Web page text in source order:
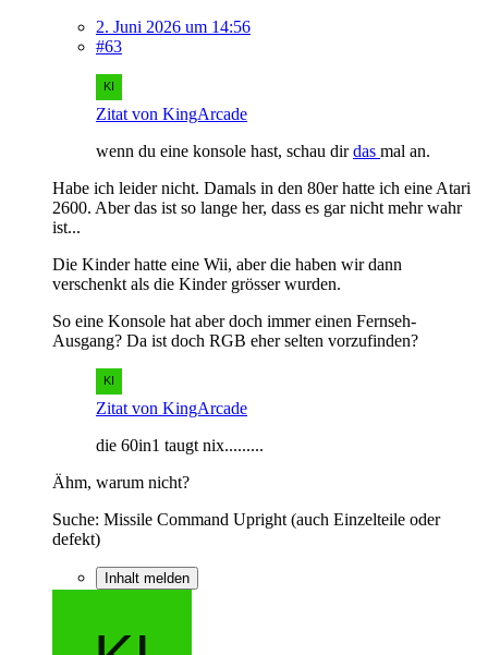
2. Juni 2026 um 14:56
#63
Zitat von KingArcade
wenn du eine konsole hast, schau dirdas mal an.
Habe ich leider nicht. Damals in den 80er hatte ich eine Atari
2600. Aber das ist so lange her, dass es gar nicht mehr wahr
ist...
Die Kinder hatte eine Wii, aber die haben wir dann
verschenkt als die Kinder grösser wurden.
So eine Konsole hat aber doch immer einen Fernseh-
Ausgang? Da ist doch RGB eher selten vorzufinden?
Zitat von KingArcade
die 60in1 taugt nix.........
Ähm, warum nicht?
Suche: Missile Command Upright (auch Einzelteile oder
defekt)
Inhalt melden